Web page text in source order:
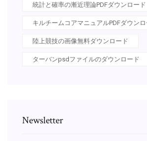
統計と確率の漸近理論PDFダウンロード
キルチームコアマニュアルPDFダウン
陸上競技の画像無料ダウンロード
ターバンpsdファイルのダウンロード
Newsletter